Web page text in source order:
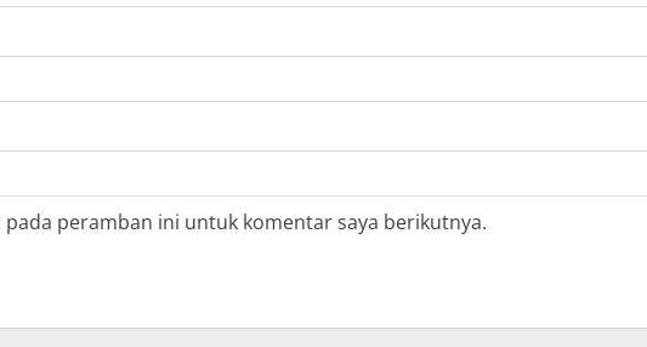
peramban ini untuk komentar saya berikutnya.